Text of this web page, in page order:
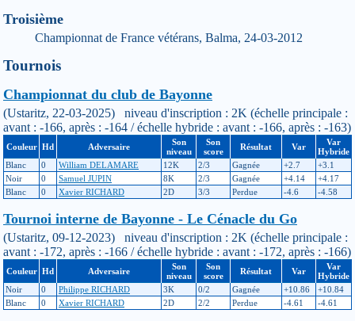
Troisième
Championnat de France vétérans, Balma, 24-03-2012
Tournois
Championnat du club de Bayonne
(Ustaritz, 22-03-2025) niveau d'inscription : 2K (échelle principale :
avant : -166, après : -164 / échelle hybride : avant : -166, après : -163)
Couleur Hd Adversaire
Son
niveau
Son
score
Résultat Var
Var
Hybride
Blanc
0 William DELAMARE 12K 2/3 Gagnée +2.7
+3.1
Noir
0 Samuel JUPIN 8K 2/3 Gagnée +4.14
+4.17
Blanc
0 Xavier RICHARD 2D 3/3 Perdue -4.6 -4.58
Tournoi interne de Bayonne - Le Cénacle du Go
(Ustaritz, 09-12-2023) niveau d'inscription : 2K (échelle principale :
avant : -172, après : -166 / échelle hybride : avant : -172, après : -166)
Couleur Hd Adversaire
Son
niveau
Son
score
Résultat Var
Var
Hybride
Noir
0 Philippe RICHARD 3K 0/2 Gagnée +10.86
+10.84
Blanc
0 Xavier RICHARD 2D 2/2 Perdue -4.61 -4.61